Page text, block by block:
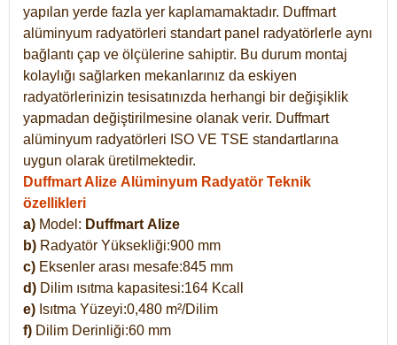
yapılan yerde fazla yer kaplamamaktadır. Duffmart
alüminyum radyatörleri standart panel radyatörlerle aynı
bağlantı çap ve ölçülerine sahiptir. Bu durum montaj
kolaylığı sağlarken mekanlarınız da eskiyen
radyatörlerinizin tesisatınızda herhangi bir değişiklik
yapmadan değiştirilmesine olanak verir. Duffmart
alüminyum radyatörleri ISO VE TSE standartlarına
uygun olarak üretilmektedir.
Duffmart Alize Alüminyum Radyatör Teknik
özellikleri
a) Model: Duffmart Alize
b) Radyatör Yüksekliği:900 mm
c) Eksenler arası mesafe:845 mm
d) Dilim ısıtma kapasitesi:164 Kcall
e) Isıtma Yüzeyi:0,480 m²/Dilim
f) Dilim Derinliği:60 mm